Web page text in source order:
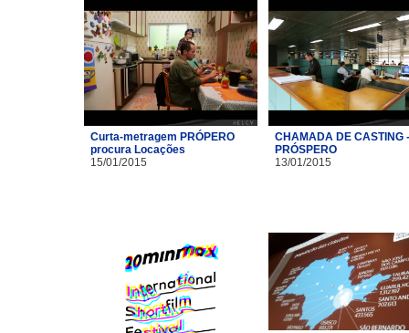
Curta-metragem PRÓPERO
procura Locações
15/01/2015
CHAMADA DE CASTING -
PRÓSPERO
13/01/2015